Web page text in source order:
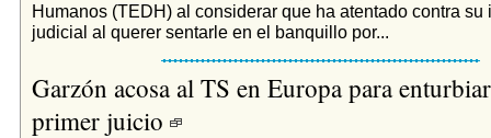
Humanos (TEDH) al considerar que ha atentado contra su
judicial al querer sentarle en el banquillo por...
Garzón acosa al TS en Europa para
primer juicio